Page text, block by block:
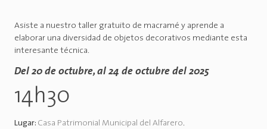
Asiste a nuestro taller gratuito de macramé y aprende a
elaborar una diversidad de objetos decorativos mediante esta
interesante técnica.
Del 20 de octubre, al 24 de octubre del 2025
14h30
Lugar: Casa Patrimonial Municipal del Alfarero.